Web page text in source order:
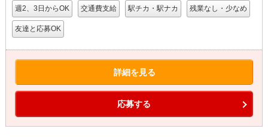
週2、3日からOK 交通費支給 駅チカ・駅ナカ 残業なし・少なめ
友達と応募OK
詳細を見る
応募する